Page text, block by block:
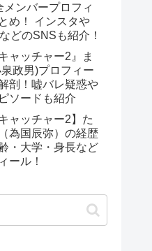
メンバープロフィ
め！ インスタや
どのSNSも紹介！
ャッチャー2』ま
政男)プロフィー
剖！嘘バレ疑惑や
ソードも紹介
ャッチャー2】た
為国辰弥）の経歴
・大学・身長など
ール！